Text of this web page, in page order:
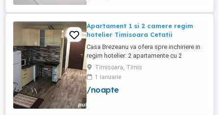
cu o suprafață totală de ...
Apartament 1 si 2 camere regim
hotelier Timisoara Cetatii
Casa Brezeanu va ofera spre inchiriere in
regim hotelier: 2 apartamente cu 2
dormitoare, baie si bucatarie proprie. (4
locuri cazare in fiecare apartament) 1
apartament cu 1 dormitor, baie si
bucatarie proprie. (3 locuri cazare) Fiecare
Timisoara, Timis
1 ianuarie
/noapte